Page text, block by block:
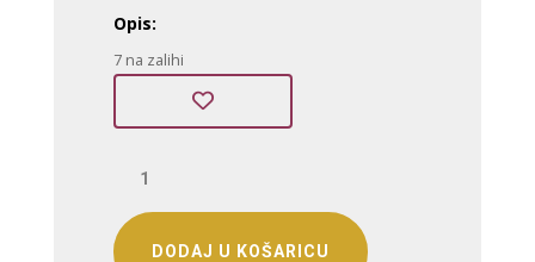
Opis:
7 na zalihi
(FL.1.10405-
količinaDODAJ U KOŠARICU